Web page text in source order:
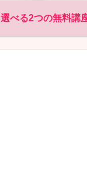
選べる2つの無料講